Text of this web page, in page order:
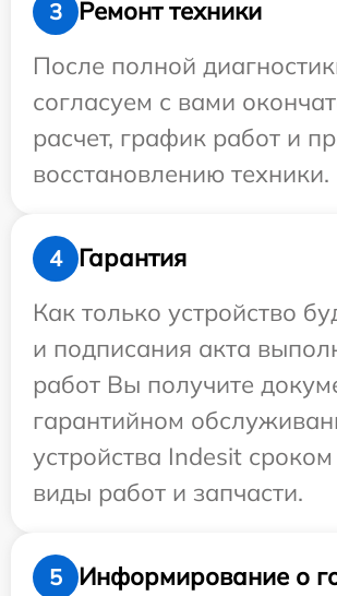
3
Ремонт техники
После полной
согласуем с вами
расчет, график работ и
восстановлению техники.
4
Гарантия
Как только устройство
и подписания акта
работ Вы получите
гарантийном
устройства Indesit
виды работ и запчасти.
5
Информирование о